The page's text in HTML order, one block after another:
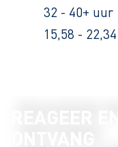
32 - 40+ uur
15,58 -